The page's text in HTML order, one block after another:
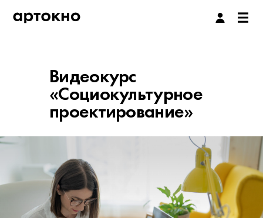
Видеокурс
«Социокультурное
проектирование»